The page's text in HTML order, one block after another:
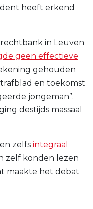
heeft erkend
in Leuven
geen effectieve
gehouden
en toekomst
jongeman”.
destijds massaal
zelfs integraal
zelf konden lezen
maakte het debat